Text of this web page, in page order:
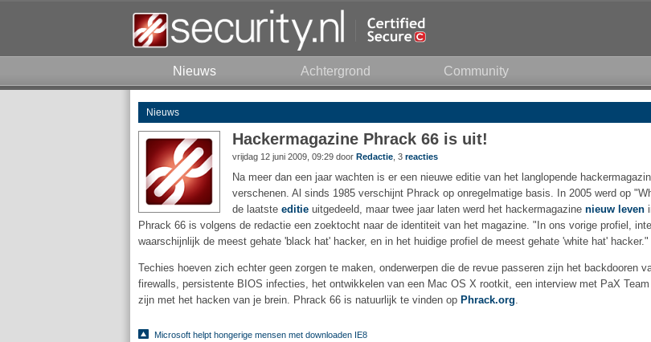
Nieuws Achtergrond Community
Nieuws
Hackermagazine Phrack 66 is uit!
vrijdag 12 juni 2009, 09:29 door Redactie , 3 reacties
Na meer dan een jaar wachten is er een nieuwe editie van het langlopende
verschenen. Al sinds 1985 verschijnt Phrack op onregelmatige basis. In 2005 werd op
de laatste editie uitgedeeld, maar twee jaar laten werd het hackermagazine nieuw leven
Phrack 66 is volgens de redactie een zoektocht naar de identiteit van het magazine. "In ons vorige profiel,
waarschijnlijk de meest gehate 'black hat' hacker, en in het huidige profiel de meest gehate 'white hat' hacker."
Techies hoeven zich echter geen zorgen te maken, onderwerpen die de revue passeren zijn het backdooren
firewalls, persistente BIOS infecties, het ontwikkelen van een Mac OS X rootkit, een interview met PaX
zijn met het hacken van je brein. Phrack 66 is natuurlijk te vinden op Phrack.org.
Microsoft helpt hongerige mensen met downloaden IE8